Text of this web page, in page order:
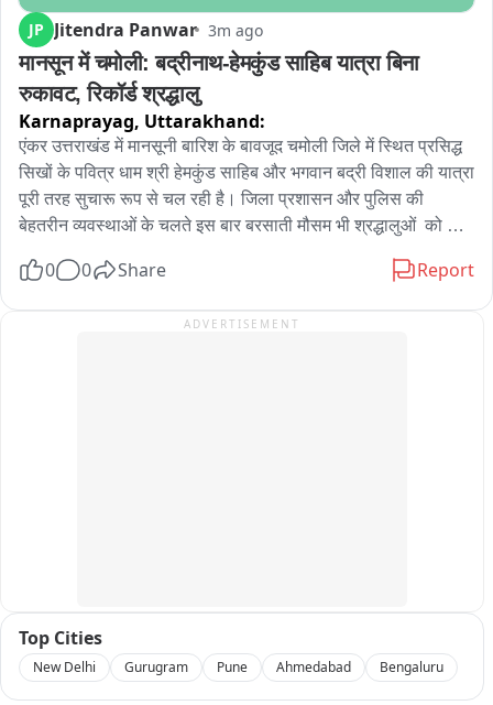
আয়োজন করা হয়েছে。
চাইলে এর ইংরেজি হেডলাইন এবং ১ লাইনের হ্যাশট্যাগও তৈরি করে দিতে পারি।
JP Jitendra Panwar 3m ago
मानसून में चमोली: बद्रीनाथ-हेमकुंड साहिब यात्रा बिना
रुकावट, रिकॉर्ड श्रद्धालु
Karnaprayag, Uttarakhand:
एंकर उत्तराखंड में मानसूनी बारिश के बावजूद चमोली जिले में स्थित प्रसिद्ध
सिखों के पवित्र धाम श्री हेमकुंड साहिब और भगवान बद्री विशाल की यात्रा
पूरी तरह सुचारू रूप से चल रही है। जिला प्रशासन और पुलिस की
बेहतरीन व्यवस्थाओं के चलते इस बार बरसाती मौसम भी श्रद्धालुओं  को
बताया कि इस वर्ष भारी बारिश के बावजूद यात्रा मार्ग एक भी दिन के लिए
एसपी चमोली के मुताबिक, पिछले सालों की तुलना में इस बार आज की तारीख
तक रिकॉर्ड संख्या में श्रद्धालु दोनों पवित्र धामों में माथा टेक चुके हैं। केवल
0 0 Share Report
ADVERTISEMENT
Top Cities
New Delhi Gurugram Pune Ahmedabad Bengaluru